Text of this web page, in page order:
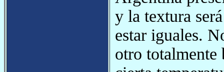
y la textura
estar iguales.
otro totalmente